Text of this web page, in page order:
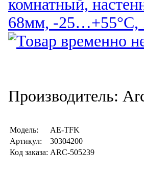
комнатный,
68мм, -25…+55°C,
Производитель:
Модель:
AE-TFK
Артикул:
30304200
Код заказа: ARC-505239